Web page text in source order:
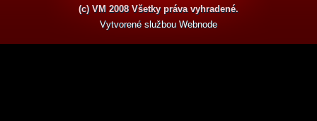
(c) VM 2008 Všetky práva vyhradené.
Vytvorené službou Webnode